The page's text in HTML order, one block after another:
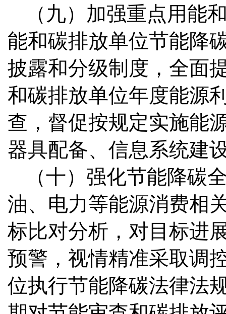
（九）加强重点用能
能和碳排放单位节能降
披露和分级制度，全面
和碳排放单位年度能源
查，督促按规定实施能
器具配备、信息系统建
（十）强化节能降碳
油、电力等能源消费相
标比对分析，对目标进
预警，视情精准采取调
位执行节能降碳法律法